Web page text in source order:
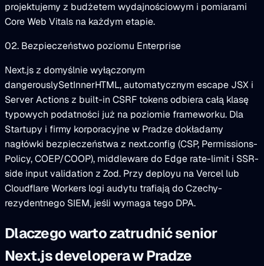
projektujemy z budżetem wydajnościowym i pomiarami
Core Web Vitals na każdym etapie.
02. Bezpieczeństwo poziomu Enterprise
Next.js z domyślnie wyłączonym
dangerouslySetInnerHTML, automatycznym escape JSX i
Server Actions z built-in CSRF tokens odbiera całą klasę
typowych podatności już na poziomie frameworku. Dla
Startupy i firmy korporacyjne w Pradze dokładamy
nagłówki bezpieczeństwa z next.config (CSP, Permissions-
Policy, COEP/COOP), middleware do Edge rate-limit i SSR-
side input validation z Zod. Przy deployu na Vercel lub
Cloudflare Workers logi audytu trafiają do Czechy-
rezydentnego SIEM, jeśli wymaga tego DPA.
Dlaczego warto zatrudnić senior
Next.js developera w Pradze